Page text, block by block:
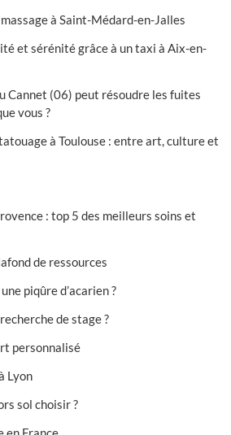
à Saint-Médard-en-Jalles
et sérénité grâce à un taxi à Aix-en-
Cannet (06) peut résoudre les fuites
vous ?
à Toulouse : entre art, culture et
: top 5 des meilleurs soins et
de ressources
piqûre d’acarien ?
de stage ?
personnalisé
Lyon
sol choisir ?